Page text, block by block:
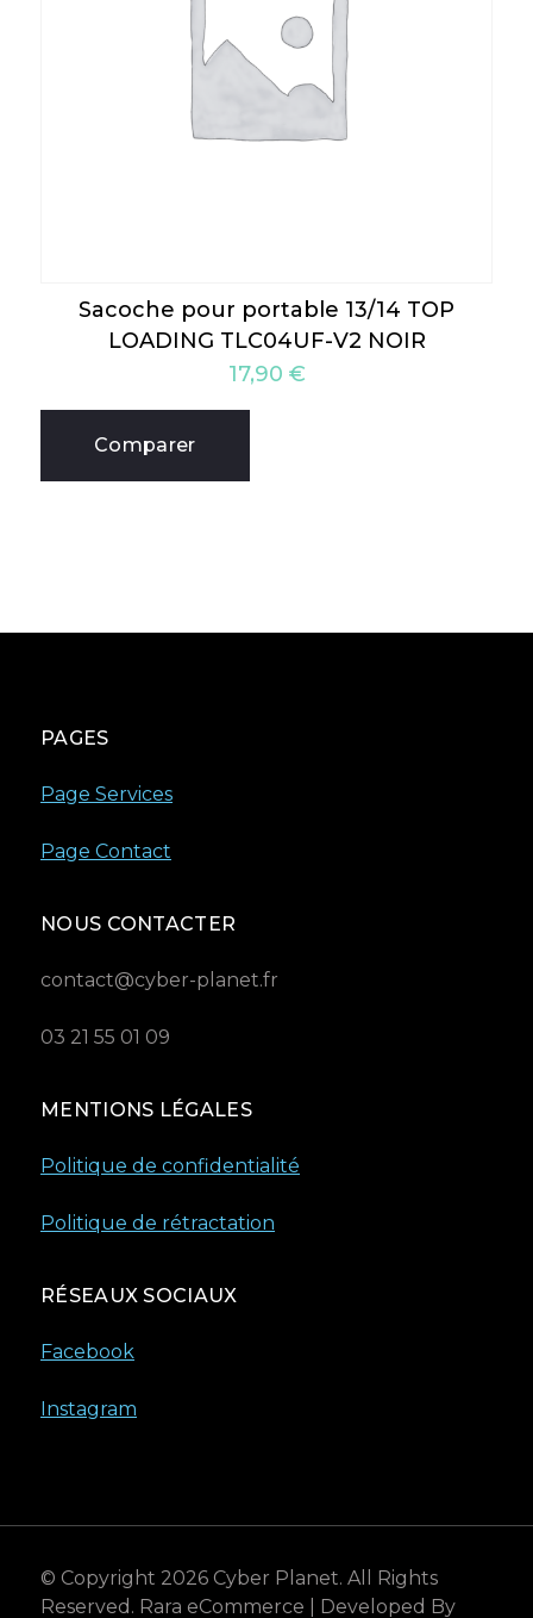
Sacoche pour portable 13/14 TOP
LOADING TLC04UF-V2 NOIR
17,90 €
Comparer
PAGES
Page Services
Page Contact
NOUS CONTACTER
contact@cyber-planet.fr
03 21 55 01 09
MENTIONS LÉGALES
Politique de confidentialité
Politique de rétractation
RÉSEAUX SOCIAUX
Facebook
Instagram
© Copyright 2026 Cyber Planet. All Rights
Reserved. Rara eCommerce | Developed By